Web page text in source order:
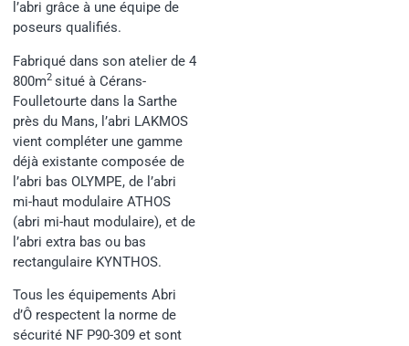
l’abri grâce à une équipe de
poseurs qualifiés.
Fabriqué dans son atelier de 4
800m2 situé à Cérans-
Foulletourte dans la Sarthe
près du Mans, l’abri LAKMOS
vient compléter une gamme
déjà existante composée de
l’abri bas OLYMPE, de l’abri
mi-haut modulaire ATHOS
(abri mi-haut modulaire), et de
l’abri extra bas ou bas
rectangulaire KYNTHOS.
Tous les équipements Abri
d’Ô respectent la norme de
sécurité NF P90-309 et sont